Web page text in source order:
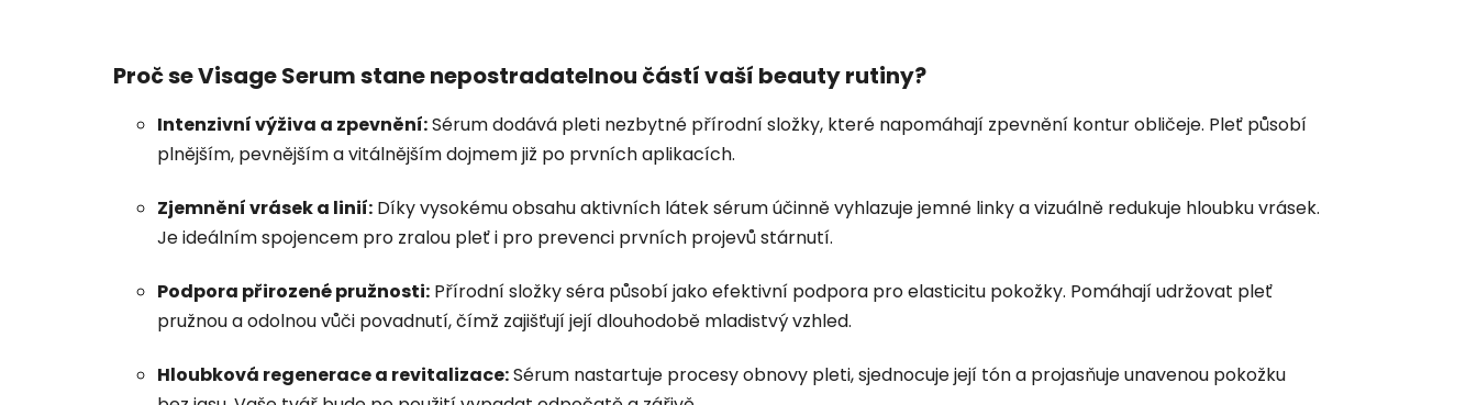
Proč se Visage Serum stane nepostradatelnou částí vaší beauty rutiny?
Intenzivní výživa a zpevnění:Sérum dodává pleti nezbytné přírodní složky, které napomáhají zpevnění kontur obličeje. Pleť působí
plnějším, pevnějším a vitálnějším dojmem již po prvních aplikacích.
Zjemnění vrásek a linií: Díky vysokému obsahu aktivních látek sérum účinně vyhlazuje jemné linky a vizuálně redukuje hloubku vrásek.
Je ideálním spojencem pro zralou pleť i pro prevenci prvních projevů stárnutí.
Podpora přirozené pružnosti: Přírodní složky séra působí jako efektivní podpora pro elasticitu pokožky. Pomáhají udržovat pleť
pružnou a odolnou vůči povadnutí, čímž zajišťují její dlouhodobě mladistvý vzhled.
Hloubková regenerace a revitalizace:Sérum nastartuje procesy obnovy pleti, sjednocuje její tón a projasňuje unavenou pokožku